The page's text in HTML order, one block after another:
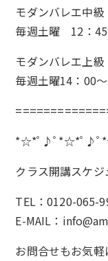
モダンバレエ中級
毎週土曜 12：
モダンバレエ上級
毎週土曜14：00
*☆*ﾟ♪ﾟ*☆*ﾟ♪ﾟ
クラス開講スケジ
TEL：0120-065-
E-MAIL：
お問合せもお気